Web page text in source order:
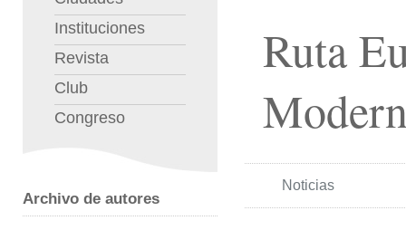
Instituciones
Revista
Club
Congreso
Archivo de autores
Ruta
Noticias